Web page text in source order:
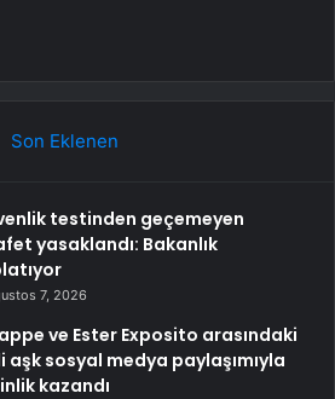
Son Eklenen
testinden geçemeyen
yasaklandı: Bakanlık
7, 2026
ve Ester Exposito arasındaki
aşk sosyal medya paylaşımıyla
kazandı